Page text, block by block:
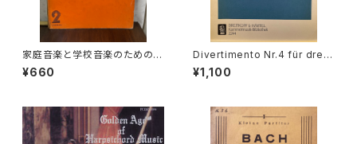
家庭音楽と学校音楽のための小
合奏 フィオリ・ムジカーリ2【著
者：野村満男】出版社：全音楽譜
¥660
Divertimento Nr.4 für drei
Basetthörner(zwei klarinet
ten und Fagotto oder drei
madeus Mozart】出版社：BR
¥1,100